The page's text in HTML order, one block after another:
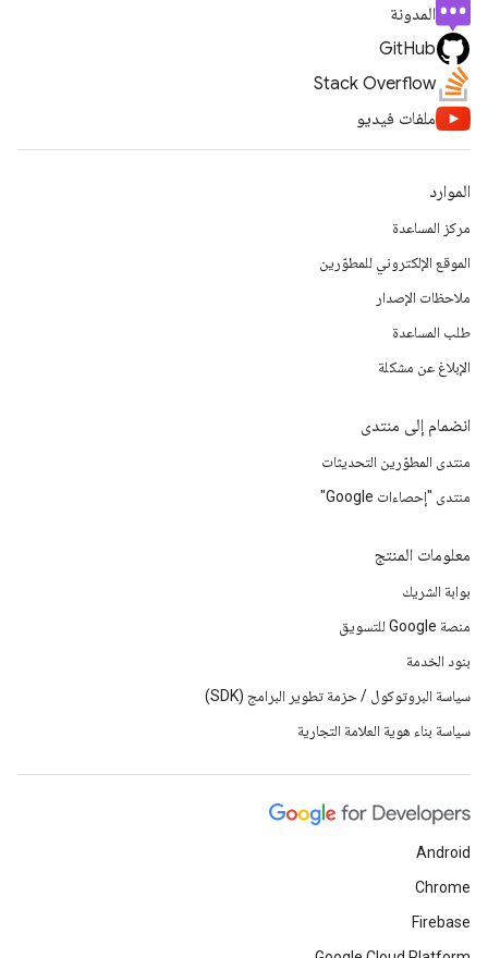
المدونة
GitHub
Stack Overflow
ملفات فيديو
الموارد
مركز المساعدة
الموقع الإلكتروني للمطوّرين
ملاحظات الإصدار
طلب المساعدة
الإبلاغ عن مشكلة
انضمام إلى منتدى
منتدى المطوّرين التحديثات
منتدى "إحصاءات Google"
معلومات المنتج
بوابة الشريك
منصة Google للتسويق
بنود الخدمة
سياسة البروتوكول / حزمة تطوير البرامج (SDK)
سياسة بناء هوية العلامة التجارية
Android
Chrome
Firebase